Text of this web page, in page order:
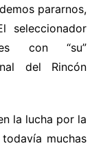
pararnos,
seleccionador
con “su”
del Rincón
la lucha por la
muchas